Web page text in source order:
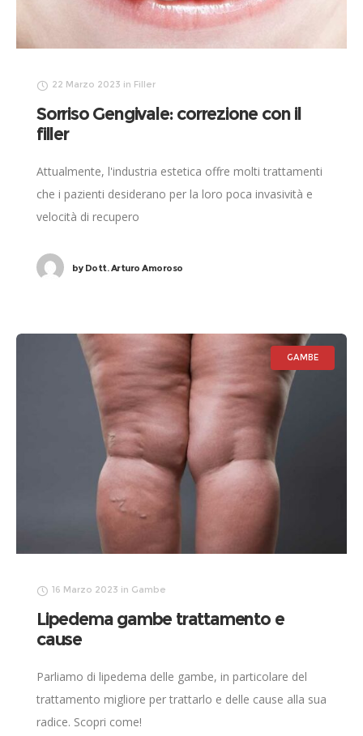
22 Marzo 2023 in Filler
Sorriso Gengivale: correzione con il
filler
Attualmente, l'industria estetica offre molti trattamenti
che i pazienti desiderano per la loro poca invasività e
velocità di recupero
byDott. Arturo Amoroso
GAMBE
16 Marzo 2023 in Gambe
Lipedema gambe trattamento e
cause
Parliamo di lipedema delle gambe, in particolare del
trattamento migliore per trattarlo e delle cause alla sua
radice. Scopri come!